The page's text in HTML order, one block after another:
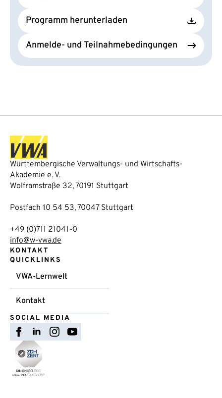
Programm herunterladen
Anmelde- und Teilnahmebedingungen
Württembergische Verwaltungs- und Wirtschafts-
Akademie e. V.
Wolframstraße 32, 70191 Stuttgart
Postfach 10 54 53, 70047 Stuttgart
+49 (0)711 21041-0
info@w-vwa.de
KONTAKT
QUICKLINKS
VWA-Lernwelt
Kontakt
SOCIAL MEDIA